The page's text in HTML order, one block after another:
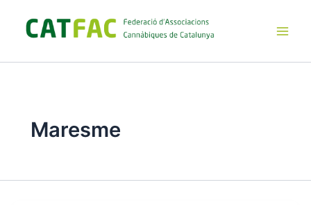
contenido
Maresme